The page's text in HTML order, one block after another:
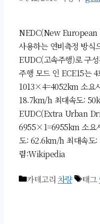
NEDC(New European
사용하는 연비측정 방식
EUDC(고속주행)로 구
주행 모드 인 ECE15는
1013×4=4052km 소요
18.7km/h 최대속도:
EUDC(Extra Urban
6955×1=6955km 소요
도: 62.6km/h 최대속도
림:Wikipedia
카테고리 차량 태그